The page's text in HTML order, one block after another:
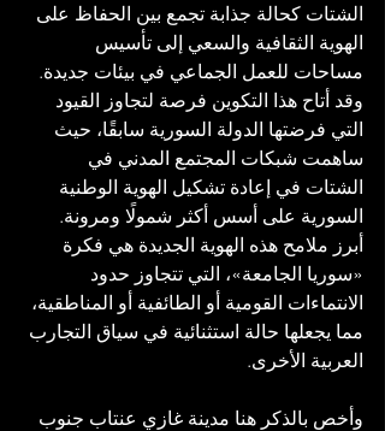
الشتات كحالة جذابة تجمع بين الحفاظ على
الهوية الثقافية والسعي إلى تأسيس
مساحات للعمل الجماعي في بيئات جديدة.
وقد أتاح هذا التكوين فرصة لتجاوز القيود
التي فرضتها الدولة السورية سابقًا، حيث
ساهمت شبكات المجتمع المدني في
الشتات في إعادة تشكيل الهوية الوطنية
السورية على أسس أكثر شمولًا ومرونة.
أبرز ملامح هذه الهوية الجديدة هي فكرة
«سوريا الجامعة»، التي تتجاوز حدود
الانتماءات القومية أو الطائفية أو المناطقية،
مما يجعلها حالة استثنائية في سياق التجارب
العربية الأخرى.
وأخص بالذكر هنا مدينة غازي عنتاب جنوب